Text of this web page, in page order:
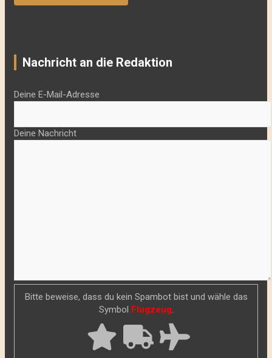
Nachricht an die Redaktion
Deine E-Mail-Adresse
Deine Nachricht
Bitte beweise, dass du kein Spambot bist und wähle das
Symbol Flugzeug.